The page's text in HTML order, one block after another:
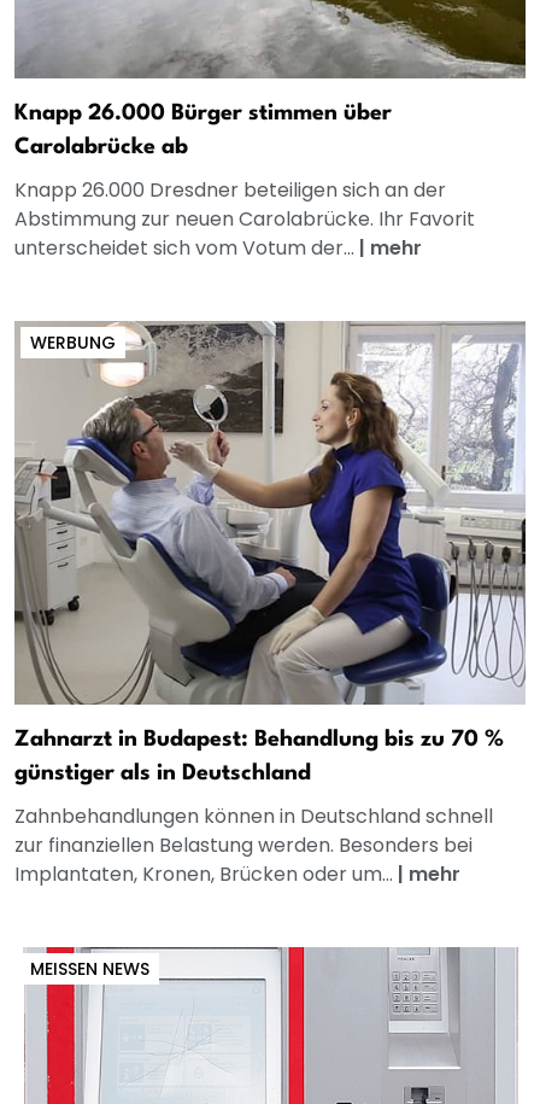
Knapp 26.000 Bürger stimmen über
Carolabrücke ab
Knapp 26.000 Dresdner beteiligen sich an der
Abstimmung zur neuen Carolabrücke. Ihr Favorit
unterscheidet sich vom Votum der... | mehr
WERBUNG
Zahnarzt in Budapest: Behandlung bis zu 70 %
günstiger als in Deutschland
Zahnbehandlungen können in Deutschland schnell
zur finanziellen Belastung werden. Besonders bei
Implantaten, Kronen, Brücken oder um... | mehr
MEISSEN NEWS